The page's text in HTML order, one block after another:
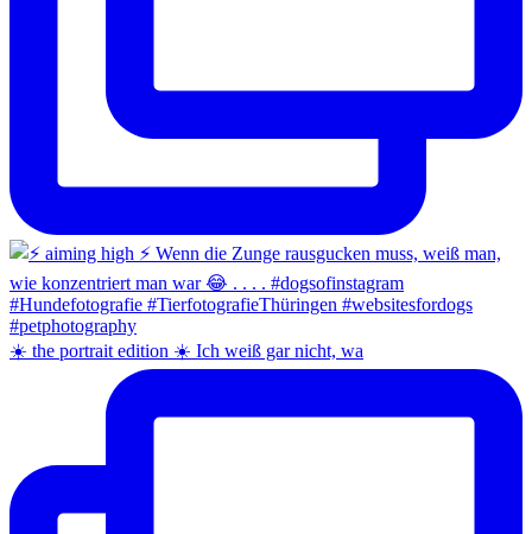
☀️ the portrait edition ☀️ Ich weiß gar nicht, wa